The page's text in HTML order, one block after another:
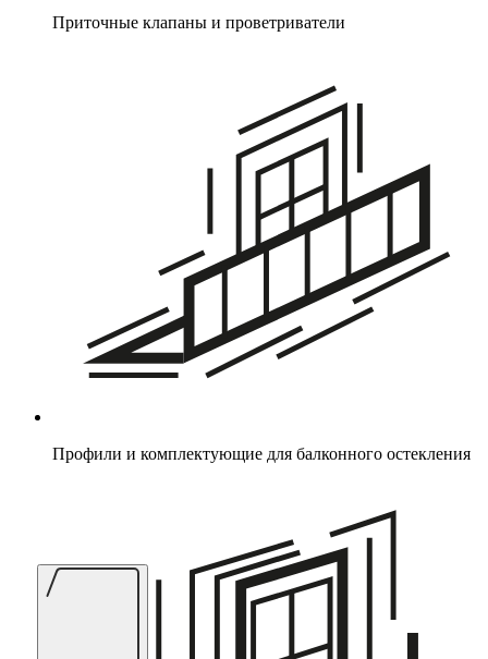
Приточные клапаны и проветриватели
Профили и комплектующие для балконного остекления